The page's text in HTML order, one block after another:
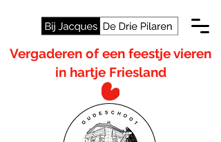
Vergaderen of een feestje vieren
in hartje Friesland